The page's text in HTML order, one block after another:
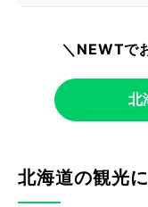
＼NEWTで
北
北海道の観光